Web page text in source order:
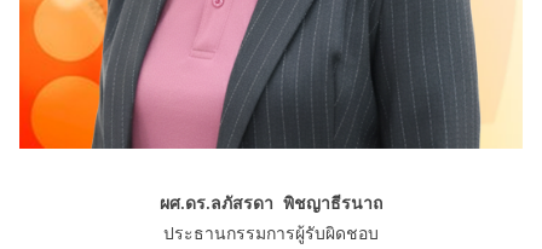
ผศ.ดร.ลภัสรดา พิชญาธีรนาถ
ประธานกรรมการผู้รับผิดชอบ